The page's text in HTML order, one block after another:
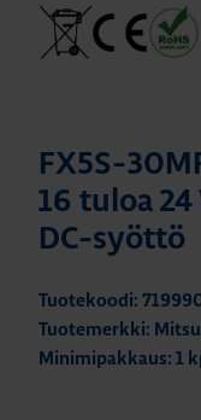
FX5S-
16 tuloa 24
DC-syöttö
Tuotekoodi:
Tuotemerkki:
Minimipakkaus: 1